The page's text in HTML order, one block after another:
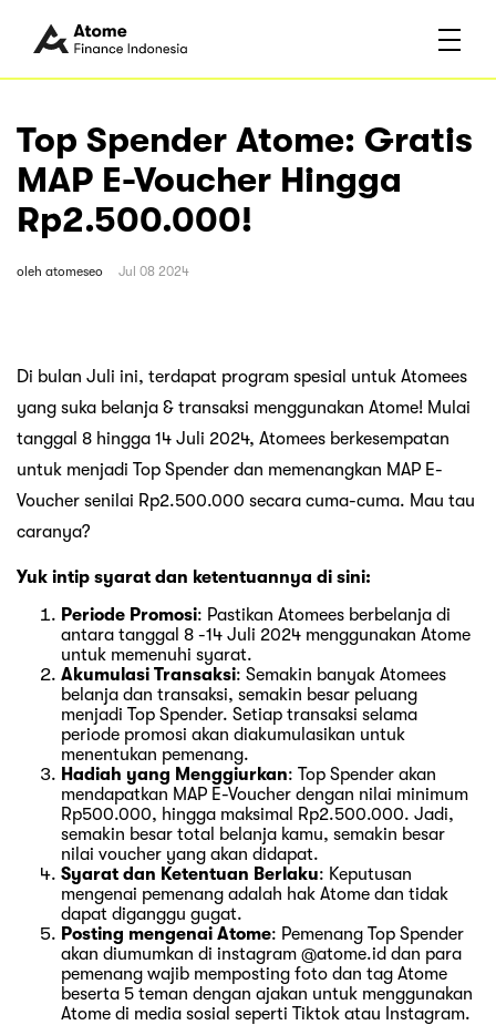
Top Spender Atome: Gratis
MAP E-Voucher Hingga
Rp2.500.000!
oleh atomeseo Jul 08 2024
Di bulan Juli ini, terdapat program spesial untuk Atomees
yang suka belanja & transaksi menggunakan Atome! Mulai
tanggal 8 hingga 14 Juli 2024, Atomees berkesempatan
untuk menjadi Top Spender dan memenangkan MAP E-
Voucher senilai Rp2.500.000 secara cuma-cuma. Mau tau
caranya?
Yuk intip syarat dan ketentuannya di sini:
Periode Promosi: Pastikan Atomees berbelanja di
antara tanggal 8 -14 Juli 2024 menggunakan Atome
untuk memenuhi syarat.
Akumulasi Transaksi: Semakin banyak Atomees
belanja dan transaksi, semakin besar peluang
menjadi Top Spender. Setiap transaksi selama
periode promosi akan diakumulasikan untuk
menentukan pemenang.
Hadiah yang Menggiurkan: Top Spender akan
mendapatkan MAP E-Voucher dengan nilai minimum
Rp500.000, hingga maksimal Rp2.500.000. Jadi,
semakin besar total belanja kamu, semakin besar
nilai voucher yang akan didapat.
Syarat dan Ketentuan Berlaku: Keputusan
mengenai pemenang adalah hak Atome dan tidak
dapat diganggu gugat.
Posting mengenai Atome: Pemenang Top Spender
akan diumumkan di instagram @atome.id dan para
pemenang wajib memposting foto dan tag Atome
beserta 5 teman dengan ajakan untuk menggunakan
Atome di media sosial seperti Tiktok atau Instagram.